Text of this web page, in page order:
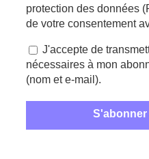
protection des données
de votre consentement
J'accepte de
nécessaires à mon
(nom et e-mail).